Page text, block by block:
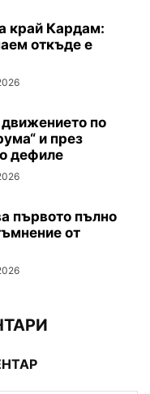
край Кардам:
откъде е
по
и през
дефиле
първото пълно
от